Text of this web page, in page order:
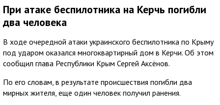
При атаке беспилотника на Керчь погибли
два человека
В ходе очередной атаки украинского беспилотника по Крыму
под ударом оказался многоквартирный дом в Керчи. Об этом
сообщил глава Республики Крым Сергей Аксёнов.
По его словам, в результате происшествия погибли два
мирных жителя, еще один человек получил ранения.